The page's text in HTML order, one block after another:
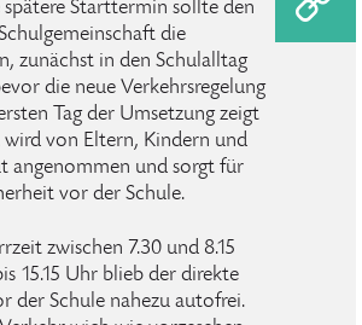
spätere Starttermin sollte den
die
zunächst in den Schulalltag
die neue Verkehrsregelung
Tag der Umsetzung zeigt
wird von Eltern, Kindern und
angenommen und sorgt für
vor der Schule.
zwischen 7.30 und 8.15
15.15 Uhr blieb der direkte
der Schule nahezu autofrei.